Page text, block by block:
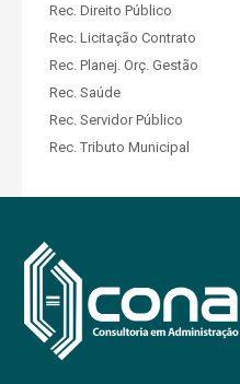
Rec. Direito Público
Rec. Licitação Contrato
Rec. Planej. Orç. Gestão
Rec. Saúde
Rec. Servidor Público
Rec. Tributo Municipal